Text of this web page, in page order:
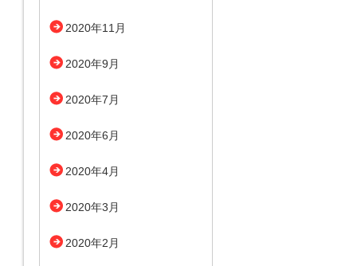
2020年11月
2020年9月
2020年7月
2020年6月
2020年4月
2020年3月
2020年2月